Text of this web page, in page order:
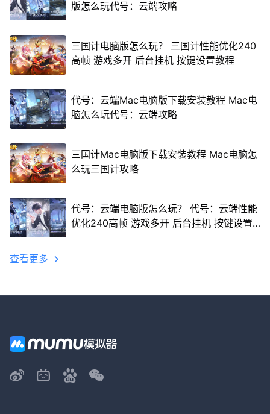
版怎么玩代号：云端攻略
三国计电脑版怎么玩？ 三国计性能优化240
高帧 游戏多开 后台挂机 按键设置教程
代号：云端Mac电脑版下载安装教程 Mac电
脑怎么玩代号：云端攻略
三国计Mac电脑版下载安装教程 Mac电脑怎
么玩三国计攻略
代号：云端电脑版怎么玩？ 代号：云端性能
优化240高帧 游戏多开 后台挂机 按键设置
查看更多